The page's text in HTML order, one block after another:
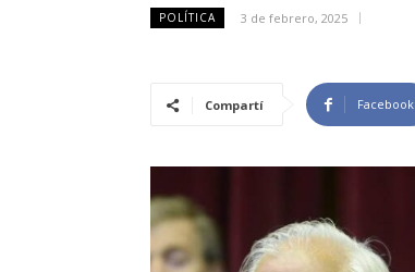
POLÍTICA 3 de febrero, 2025
Compartí Facebook